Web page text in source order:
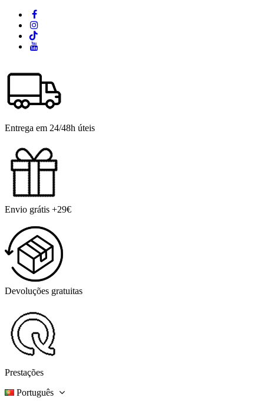
Entrega em 24/48h úteis
Envio grátis +29€
Devoluções gratuitas
Prestações
Português